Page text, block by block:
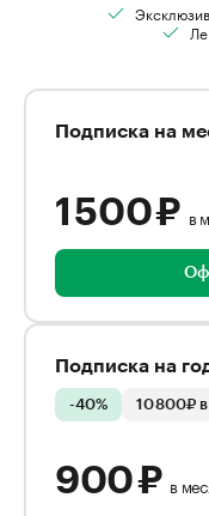
Подписка на
1 500 ₽ в
Подписка на
-40% 10 800₽ в
900 ₽ в